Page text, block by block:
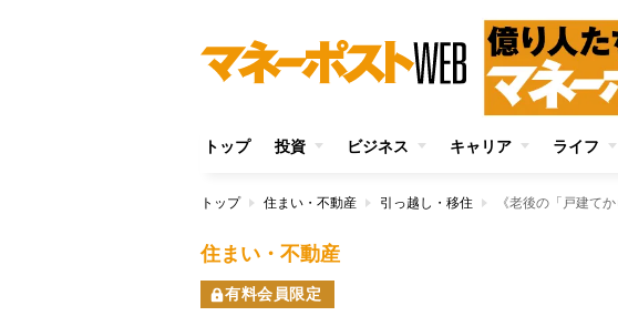
トップ 投資 ビジネス キャリア ライフ
トップ 住まい・不動産 引っ越し・移住
住まい・不動産
有料会員限定